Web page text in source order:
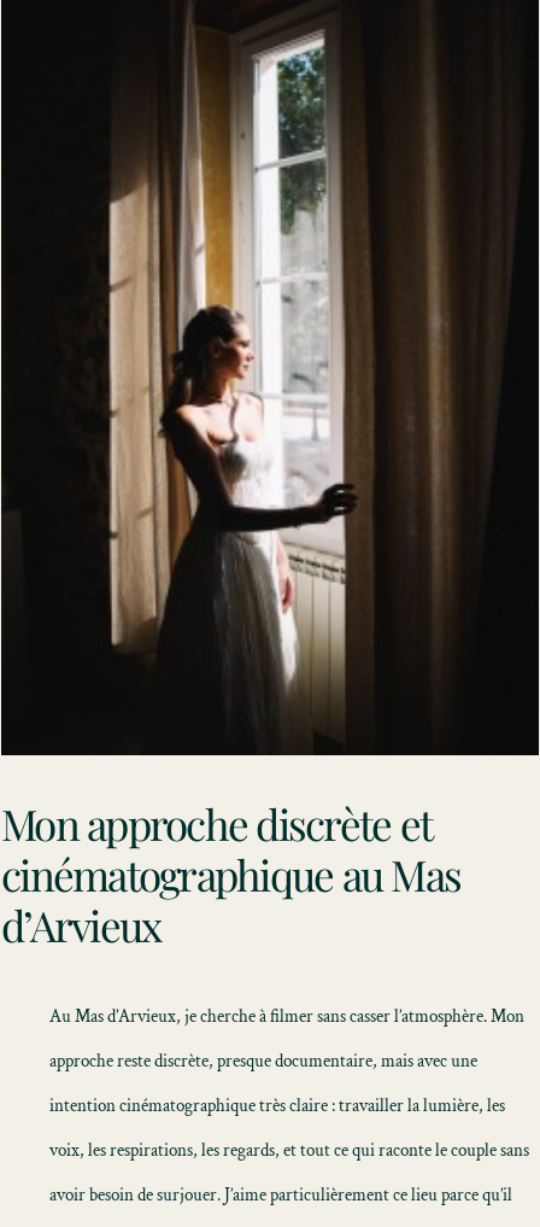
Mon approche discrète et
cinématographique au Mas
d’Arvieux
Au Mas d’Arvieux, je cherche à filmer sans casser l’atmosphère. Mon
approche reste discrète, presque documentaire, mais avec une
intention cinématographique très claire : travailler la lumière, les
voix, les respirations, les regards, et tout ce qui raconte le couple sans
avoir besoin de surjouer. J’aime particulièrement ce lieu parce qu’il